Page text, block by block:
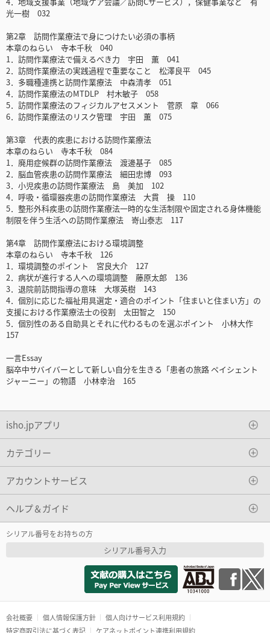
光一樹 032
第2章 訪問作業療法で身につけたい必須の事柄
本章のねらい 寺本千秋 040
1．訪問作業療法で備えるべき力 宇田 薫 041
2．訪問作業療法の実践過程で重要なこと 松澤良平 045
3．多職種連携と訪問作業療法 中森清孝 051
4．訪問作業療法のMTDLP 村木敏子 058
5．訪問作業療法のフィジカルアセスメント 菅原 章 066
6．訪問作業療法のリスク管理 宇田 薫 075
第3章 代表的疾患における訪問作業療法
本章のねらい 寺本千秋 084
1．廃用症候群の訪問作業療法 渡邊基子 085
2．脳血管疾患の訪問作業療法 細田忠博 093
3．小児疾患の訪問作業療法 島 美加 102
4．呼吸・循環器疾患の訪問作業療法 大貫 操 110
5．整形外科疾患の訪問作業療法一時的な生活制限や固定される身体機能
制限を伴う生活への訪問作業療法 嵜山泰志 117
第4章 訪問作業療法における環境調整
本章のねらい 寺本千秋 126
1．環境調整のポイント 宮良大介 127
2．病状が進行する人への環境調整 藤原太郎 136
3．退院前訪問指導の意味 大塚英樹 143
4．個別に応じた福祉用具選定・適合のポイント「住まいと住まい方」の
支援における作業療法士の役割 太田智之 150
5．個別性のある自助具とそれに代わるものを選ぶポイント 小林大作
157
一言Essay
脳卒中サバイバーとして新しい自分を生きる「患者の旅路 ペイシェント
ジャーニー」の物語 小林幸治 165
isho.jpアプリ
カテゴリー
アカウントサービス
ヘルプ＆ガイド
シリアル番号をお持ちの方
シリアル番号入力
会社概要 個人情報保護方針
個人向けサービス利用規約
特定商取引法に基づく表記
ケアネットポイント連携利用規約